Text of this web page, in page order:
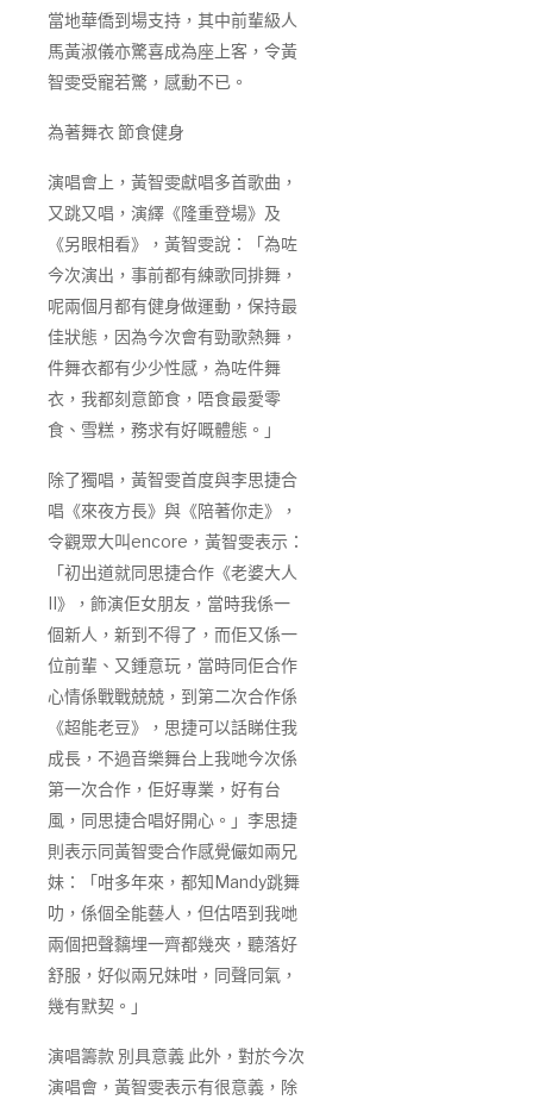
當地華僑到場支持，其中前輩級人
馬黃淑儀亦驚喜成為座上客，令黃
智雯受寵若驚，感動不已。
為著舞衣 節食健身
演唱會上，黃智雯獻唱多首歌曲，
又跳又唱，演繹《隆重登場》及
《另眼相看》，黃智雯說：「為咗
今次演出，事前都有練歌同排舞，
呢兩個月都有健身做運動，保持最
佳狀態，因為今次會有勁歌熱舞，
件舞衣都有少少性感，為咗件舞
衣，我都刻意節食，唔食最愛零
食、雪糕，務求有好嘅體態。」
除了獨唱，黃智雯首度與李思捷合
唱《來夜方長》與《陪著你走》，
令觀眾大叫encore，黃智雯表示：
「初出道就同思捷合作《老婆大人
II》，飾演佢女朋友，當時我係一
個新人，新到不得了，而佢又係一
位前輩、又鍾意玩，當時同佢合作
心情係戰戰兢兢，到第二次合作係
《超能老豆》，思捷可以話睇住我
成長，不過音樂舞台上我哋今次係
第一次合作，佢好專業，好有台
風，同思捷合唱好開心。」李思捷
則表示同黃智雯合作感覺儼如兩兄
妹：「咁多年來，都知Mandy跳舞
叻，係個全能藝人，但估唔到我哋
兩個把聲黐埋一齊都幾夾，聽落好
舒服，好似兩兄妹咁，同聲同氣，
幾有默契。」
演唱籌款 別具意義 此外，對於今次
演唱會，黃智雯表示有很意義，除